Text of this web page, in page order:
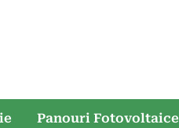
Panouri Fotovoltaice